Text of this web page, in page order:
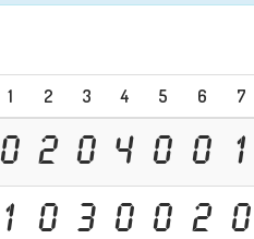
1 2 3 4 5 6 7
0 2 0 4 0 0 1
1 0 3 0 0 2 0